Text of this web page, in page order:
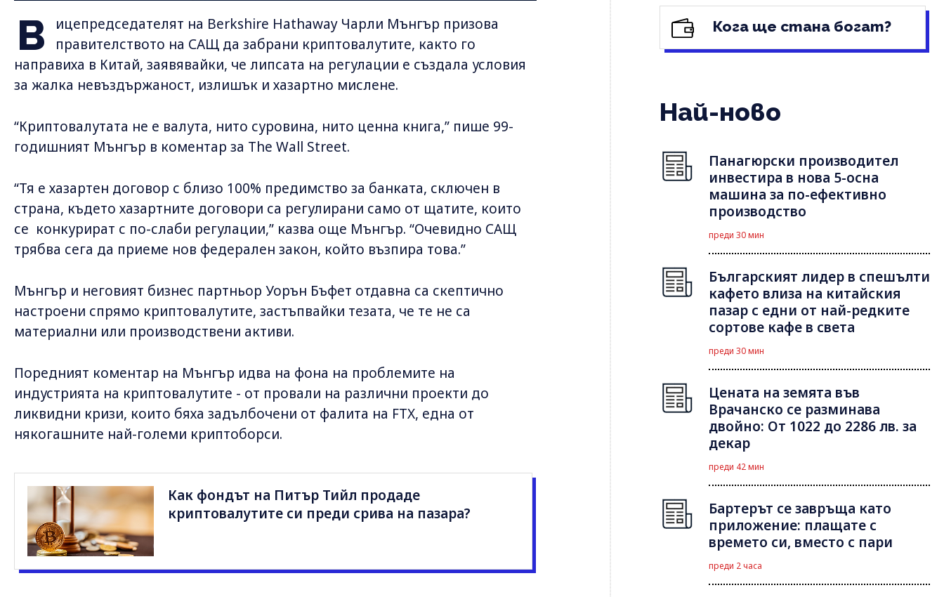
В
ицепредседателят на Berkshire Hathaway Чарли Мънгър призова
правителството на САЩ да забрани криптовалутите, както го
направиха в Китай, заявявайки, че липсата на регулации е създала условия
за жалка невъздържаност, излишък и хазартно мислене.
“Криптовалутата не е валута, нито суровина, нито ценна книга,” пише 99-
годишният Мънгър в коментар за The Wall Street.
“Тя е хазартен договор с близо 100% предимство за банката, сключен в
страна, където хазартните договори са регулирани само от щатите, които
се конкурират с по-слаби регулации,” казва още Мънгър. “Очевидно САЩ
трябва сега да приеме нов федерален закон, който възпира това.”
Мънгър и неговият бизнес партньор Уорън Бъфет отдавна са скептично
настроени спрямо криптовалутите, застъпвайки тезата, че те не са
материални или производствени активи.
Поредният коментар на Мънгър идва на фона на проблемите на
индустрията на криптовалутите - от провали на различни проекти до
ликвидни кризи, които бяха задълбочени от фалита на FTX, една от
някогашните най-големи криптоборси.
Как фондът на Питър Тийл продаде
криптовалутите си преди срива на пазара?
Кога ще стана богат?
Най-ново
Панагюрски производител
инвестира в нова 5-осна
машина за по-ефективно
производство
преди 30 мин
Българският лидер в спешълти
кафето влиза на китайския
пазар с едни от най-редките
сортове кафе в света
преди 30 мин
Цената на земята във
Врачанско се разминава
двойно: От 1022 до 2286 лв. за
декар
преди 42 мин
Бартерът се завръща като
приложение: плащате с
времето си, вместо с пари
преди 2 часа